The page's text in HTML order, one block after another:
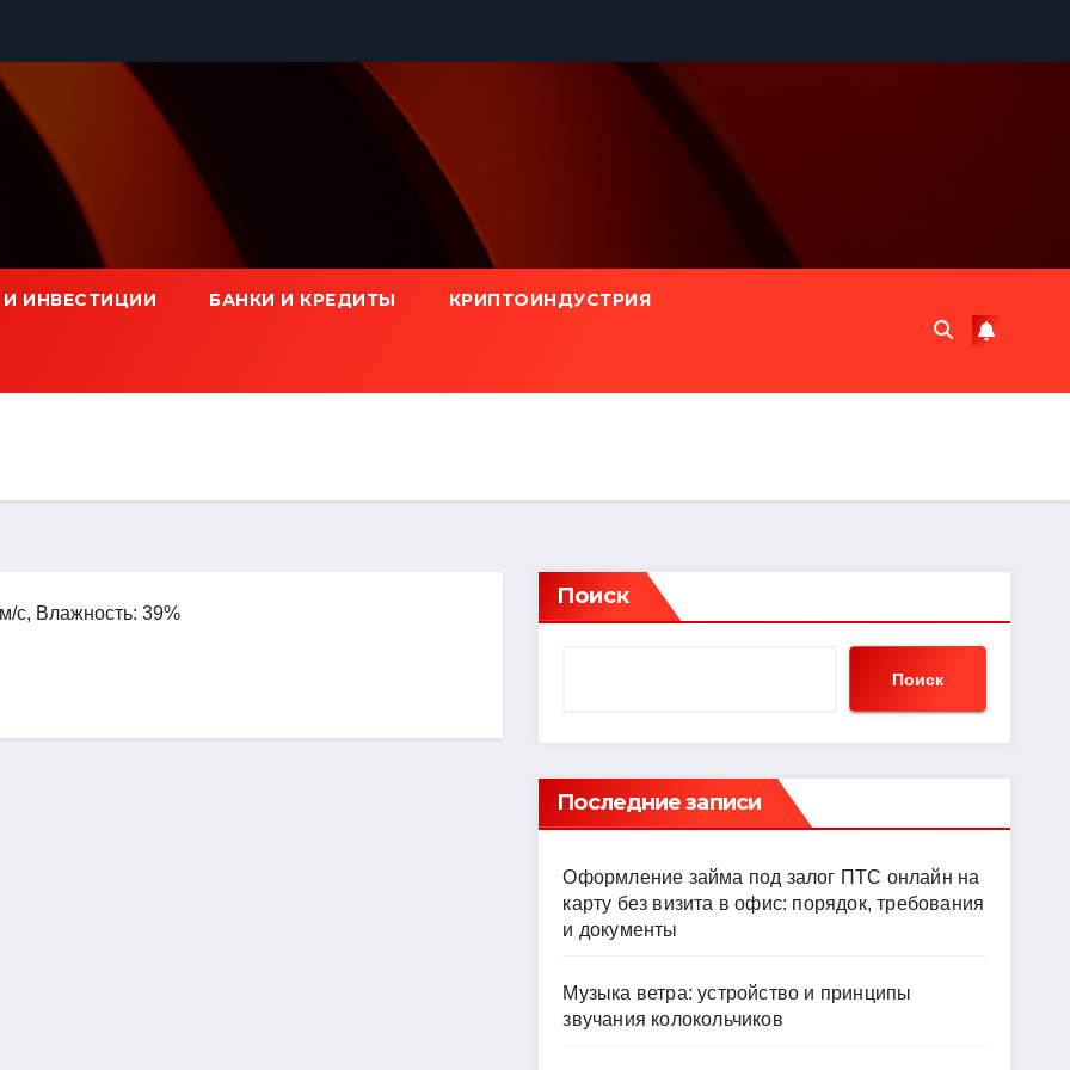
И ИНВЕСТИЦИИ БАНКИ И КРЕДИТЫ КРИПТОИНДУСТРИЯ
с, Влажность: 39%
Поиск
Поиск
Последние записи
Оформление займа под залог ПТС онлайн на
карту без визита в офис: порядок, требования
и документы
Музыка ветра: устройство и принципы
звучания колокольчиков